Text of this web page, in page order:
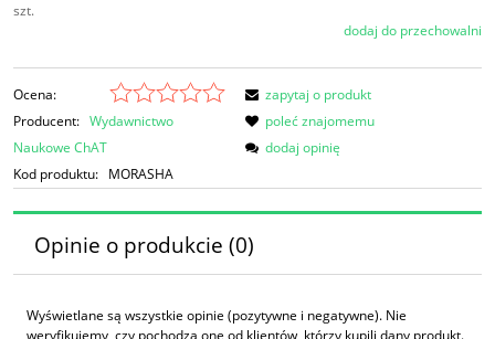
szt.
dodaj do przechowalni
Ocena:
Producent: Wydawnictwo
Naukowe ChAT
Kod produktu: MORASHA
zapytaj o produkt
poleć znajomemu
dodaj opinię
Opinie o produkcie (0)
Wyświetlane są wszystkie opinie (pozytywne i negatywne). Nie